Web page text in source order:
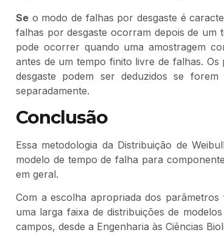
Se o modo de falhas por desgaste é
falhas por desgaste ocorram depois de
pode ocorrer quando uma amostragem
antes de um tempo finito livre de falhas.
desgaste podem ser deduzidos se
separadamente.
Conclusão
Essa metodologia da Distribuição de
modelo de tempo de falha para
em geral.
Com a escolha apropriada dos parâmetros
uma larga faixa de distribuições de
campos, desde a Engenharia às Ciências